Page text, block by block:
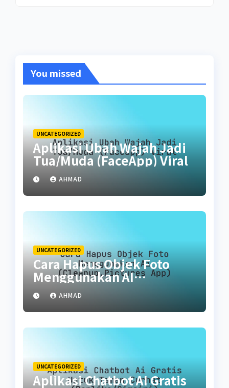
You missed
UNCATEGORIZED
Aplikasi Ubah Wajah Jadi
Tua/Muda (FaceApp) Viral
AHMAD
UNCATEGORIZED
Cara Hapus Objek Foto
Menggunakan AI
(Cleanup.pictures App)
AHMAD
UNCATEGORIZED
Aplikasi Chatbot AI Gratis